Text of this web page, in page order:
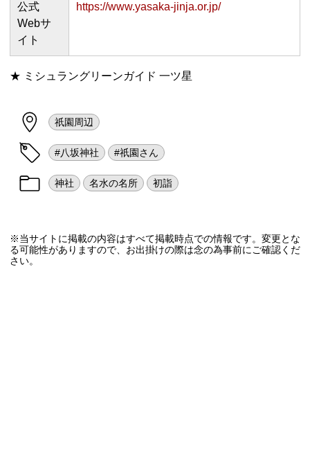
公式
Webサ
イト
https://www.yasaka-jinja.or.jp/
★ ミシュラングリーンガイド 一ツ星
祇園周辺
#八坂神社 #祇園さん
神社 名水の名所 初詣
※当サイトに掲載の内容はすべて掲載時点での情報です。変更とな
る可能性がありますので、お出掛けの際は念の為事前にご確認くだ
さい。